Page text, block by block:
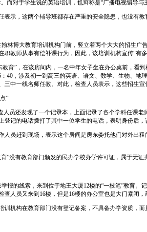
而对于学生说的英语培训，也辩称是“广播电视编导
，这两个辅导班都存在严重的安全隐患，也没有教
博大教育培训机构门前，竖立着两个大大的招生广
教师从事有偿补课行为，因此，该培训机构宣传“有
”，在该房间内，一名中年女子坐在办公桌前，看
40，涉及初一到高三的英语、语文、数学、生物、
三中一线名师任教。对此，检查人员表示，这些招生宣
”
员还发现了一个记录本，上面记录了各个学科任课老
记的电话拨打了其中一位学生的电话，表明身份后
赶到现场，表示这个房间是房东委托他们对外出租
有教育部门颁发的民办学校办学许可证，属于无证
的线索，来到位于地王大厦12楼的“一枝笔”教育。
人员又来到16楼，但是16楼的办公室也是大门紧闭，
构在教育部门没有登记备案，不具备办学资质，而